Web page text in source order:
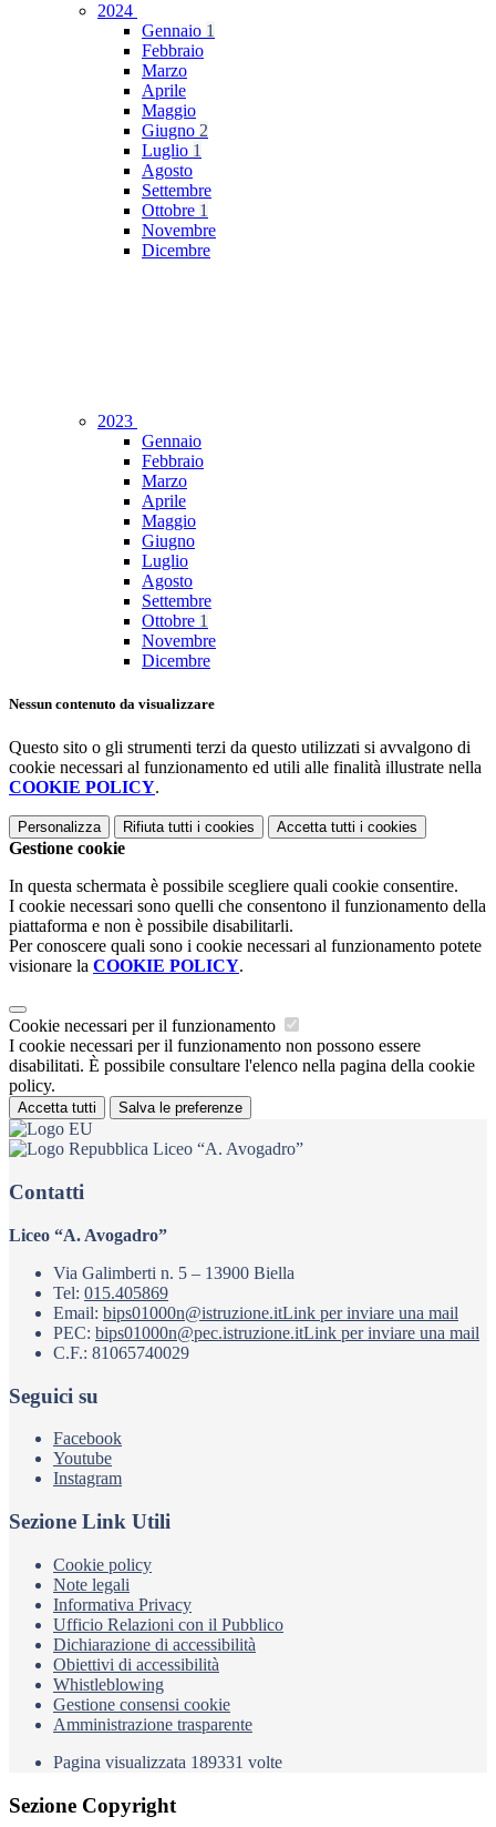
2024
Gennaio 1
Febbraio
Marzo
Aprile
Maggio
Giugno 2
Luglio 1
Agosto
Settembre
Ottobre 1
Novembre
Dicembre
2023
Gennaio
Febbraio
Marzo
Aprile
Maggio
Giugno
Luglio
Agosto
Settembre
Ottobre 1
Novembre
Dicembre
Nessun contenuto da visualizzare
Questo sito o gli strumenti terzi da questo utilizzati si avvalgono di
cookie necessari al funzionamento ed utili alle finalità illustrate nella
COOKIE POLICY.
Personalizza Rifiuta tutti i cookies Accetta tutti i cookies
Gestione cookie
In questa schermata è possibile scegliere quali cookie consentire.
I cookie necessari sono quelli che consentono il funzionamento della
piattaforma e non è possibile disabilitarli.
Per conoscere quali sono i cookie necessari al funzionamento potete
visionare la COOKIE POLICY.
Cookie necessari per il funzionamento
I cookie necessari per il funzionamento non possono essere
disabilitati. È possibile consultare l'elenco nella pagina della cookie
policy.
Accetta tutti Salva le preferenze
Liceo “A. Avogadro”
Contatti
Liceo “A. Avogadro”
Via Galimberti n. 5 – 13900 Biella
Tel: 015.405869
Email: bips01000n@istruzione.itLink per inviare una mail
PEC: bips01000n@pec.istruzione.itLink per inviare una mail
C.F.: 81065740029
Seguici su
Facebook
Youtube
Instagram
Sezione Link Utili
Cookie policy
Note legali
Informativa Privacy
Ufficio Relazioni con il Pubblico
Dichiarazione di accessibilità
Obiettivi di accessibilità
Whistleblowing
Gestione consensi cookie
Amministrazione trasparente
Pagina visualizzata 189331 volte
Sezione Copyright